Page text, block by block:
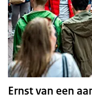
Ernst van een